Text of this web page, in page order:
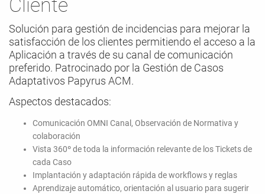
Cliente
Solución para gestión de incidencias para mejorar la
satisfacción de los clientes permitiendo el acceso a la
Aplicación a través de su canal de comunicación
preferido. Patrocinado por la Gestión de Casos
Adaptativos Papyrus ACM.
Aspectos destacados:
Comunicación OMNI Canal, Observación de Normativa y
colaboración
Vista 360º de toda la información relevante de los Tickets de
cada Caso
Implantación y adaptación rápida de workflows y reglas
Aprendizaje automático, orientación al usuario para sugerir